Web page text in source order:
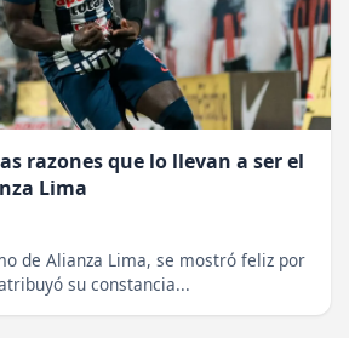
razones que lo llevan a ser el
Lima
de Alianza Lima, se mostró feliz por
su constancia...